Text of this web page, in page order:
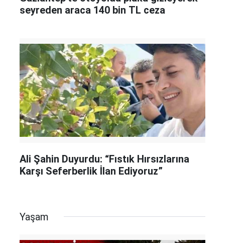
seyreden araca 140 bin TL ceza
Ali Şahin Duyurdu: “Fıstık Hırsızlarına
Karşı Seferberlik İlan Ediyoruz”
Yaşam